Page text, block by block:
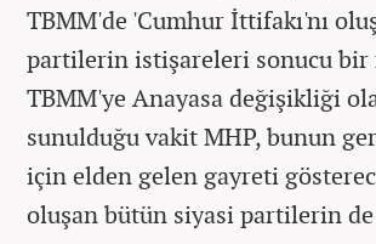
TBMM'de 'Cumhur İttifakı'nı
partilerin istişareleri sonucu bir
TBMM'ye Anayasa değişikliği
sunulduğu vakit MHP, bunun
için elden gelen gayreti
oluşan bütün siyasi partilerin de